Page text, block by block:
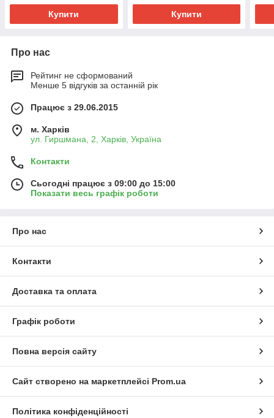
Купити Купити
Про нас
Рейтинг не сформований
Менше 5 відгуків за останній рік
Працює з 29.06.2015
м. Харків
ул. Гиршмана, 2, Харків, Україна
Контакти
Сьогодні працює з 09:00 до 15:00
Показати весь графік роботи
Про нас
Контакти
Доставка та оплата
Графік роботи
Повна версія сайту
Сайт створено на маркетплейсі Prom.ua
Політика конфіденційності